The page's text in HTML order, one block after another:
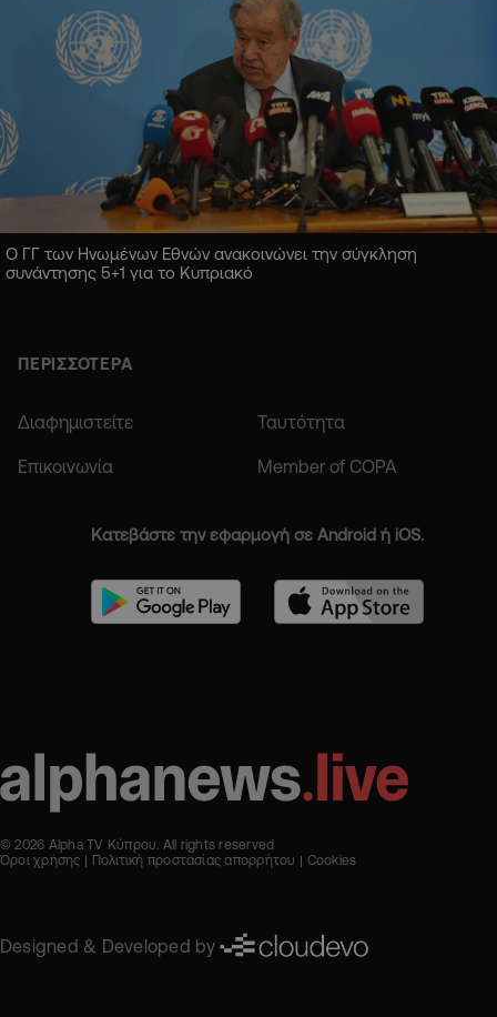
Ο ΓΓ των Ηνωμένων Εθνών ανακοινώνει την σύγκληση
συνάντησης 5+1 για το Κυπριακό
ΠΕΡΙΣΣΟΤΕΡΑ
Διαφημιστείτε Ταυτότητα
Επικοινωνία Member of COPA
Κατεβάστε την εφαρμογή σε Android ή iOS.
© 2026 Alpha TV Κύπρου. All rights reserved
Όροι χρήσης
Πολιτική προστασίας απορρήτου Cookies
Designed & Developed by